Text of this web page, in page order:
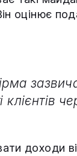
оцінює
клієнтів
доходи